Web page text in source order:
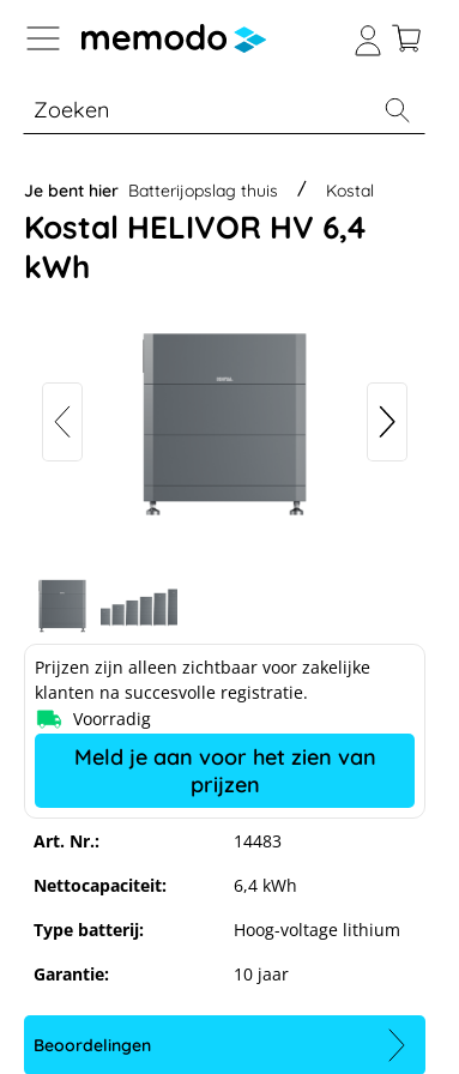
naar navigatie B2B-platform
% Sale Batterijopslag thuis
Je bent hier Batterijopslag thuis Kostal
Kostal HELIVOR HV 6,4
kWh
Art. Nr.:
14483
Nettocapaciteit:
6,4 kWh
Type batterij:
Hoog-voltage lithium
Garantie:
10 jaar
Prijzen zijn alleen zichtbaar voor zakelijke
klanten na succesvolle registratie.
Voorradig
Meld je aan voor het zien van
prijzen
Beoordelingen